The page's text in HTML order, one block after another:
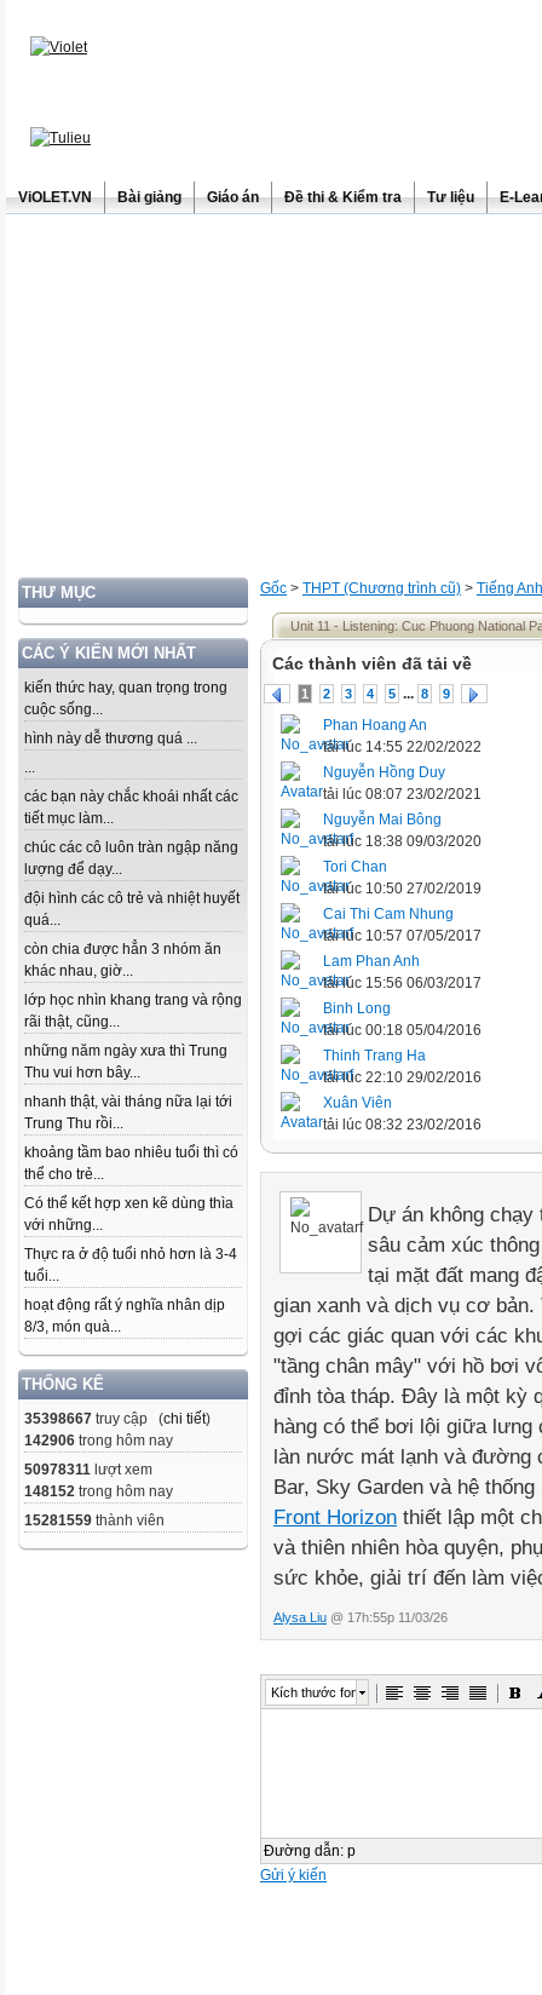
ViOLET.VN Bài giảng Giáo án Đề thi & Kiểm tra Tư liệu E-
THƯ MỤC
CÁC Ý KIẾN MỚI NHẤT
kiến thức hay, quan trọng trong
cuộc sống...
hình này dễ thương quá ...
...
các bạn này chắc khoái nhất các
tiết mục làm...
chúc các cô luôn tràn ngập năng
lượng để dạy...
đội hình các cô trẻ và nhiệt huyết
quá...
còn chia được hẳn 3 nhóm ăn
khác nhau, giờ...
lớp học nhìn khang trang và rộng
rãi thật, cũng...
những năm ngày xưa thì Trung
Thu vui hơn bây...
nhanh thật, vài tháng nữa lại tới
Trung Thu rồi...
khoảng tầm bao nhiêu tuổi thì có
thể cho trẻ...
Có thể kết hợp xen kẽ dùng thìa
với những...
Thực ra ở độ tuổi nhỏ hơn là 3-4
tuổi...
hoạt động rất ý nghĩa nhân dịp
8/3, món quà...
THỐNG KÊ
35398667 truy cập (chi tiết)
142906 trong hôm nay
50978311 lượt xem
148152 trong hôm nay
15281559 thành viên
Gốc > THPT (Chương trình cũ) > Tiếng Anh
Unit 11 - Listening: Cuc Phuong National
Các thành viên đã tải về
1 2 3 4 5 ... 8 9
Phan Hoang An
tải lúc 14:55 22/02/2022
Nguyễn Hồng Duy
tải lúc 08:07 23/02/2021
Nguyễn Mai Bông
tải lúc 18:38 09/03/2020
Tori Chan
tải lúc 10:50 27/02/2019
Cai Thi Cam Nhung
tải lúc 10:57 07/05/2017
Lam Phan Anh
tải lúc 15:56 06/03/2017
Binh Long
tải lúc 00:18 05/04/2016
Thinh Trang Ha
tải lúc 22:10 29/02/2016
Xuân Viên
tải lúc 08:32 23/02/2016
Dự án không
sâu cảm xúc
tại mặt đất mang
gian xanh và dịch vụ cơ
gợi các giác quan với các
"tầng chân mây" với hồ bơi
đỉnh tòa tháp. Đây là một kỳ
hàng có thể bơi lội giữa
làn nước mát lạnh và đường
Bar, Sky Garden và hệ
Front Horizon thiết lập một
và thiên nhiên hòa quyện,
sức khỏe, giải trí đến làm
Alysa Liu @ 17h:55p 11/03/26
Kích thước font
Đường dẫn: p
Gửi ý kiến